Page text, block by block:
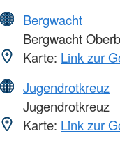
Bergwacht
Bergwacht
Karte: Link zur
Jugendrotkreuz
Jugendrotkreuz
Karte: Link zur